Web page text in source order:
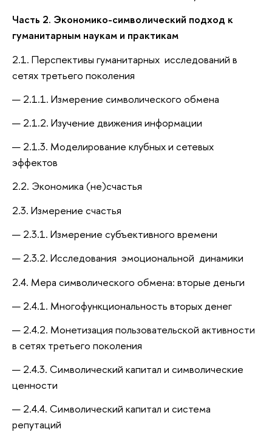
Часть 2. Экономико-символический подход к
гуманитарным наукам и практикам
2.1. Перспективы гуманитарных исследований в
сетях третьего поколения
2.1.1. Измерение символического обмена
2.1.2. Изучение движения информации
2.1.3. Моделирование клубных и сетевых
эффектов
2.2. Экономика (не)счастья
2.3. Измерение счастья
2.3.1. Измерение субъективного времени
2.3.2. Исследования эмоциональной динамики
2.4. Мера символического обмена: вторые деньги
2.4.1. Многофункциональность вторых денег
2.4.2. Монетизация пользовательской активности
в сетях третьего поколения
2.4.3. Символический капитал и символические
ценности
2.4.4. Символический капитал и система
репутаций